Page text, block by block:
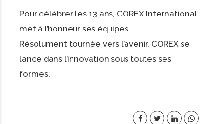
Pour célébrer les 13 ans, COREX International
met à l’honneur ses équipes.
Résolument tournée vers l’avenir, COREX se
lance dans l’innovation sous toutes ses
formes.